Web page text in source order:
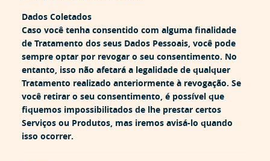
Dados Coletados
Caso você tenha consentido com alguma finalidade
de Tratamento dos seus Dados Pessoais, você pode
sempre optar por revogar o seu consentimento. No
entanto, isso não afetará a legalidade de qualquer
Tratamento realizado anteriormente à revogação. Se
você retirar o seu consentimento, é possível que
fiquemos impossibilitados de lhe prestar certos
Serviços ou Produtos, mas iremos avisá-lo quando
isso ocorrer.